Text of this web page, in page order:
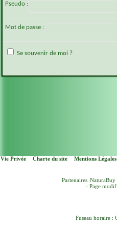
Pseudo :
Mot de passe :
Se souvenir de moi ?
Vie Privée Charte du site Mentions Légales
Partenaires NaturaBuy
- Page
Fuseau horaire :